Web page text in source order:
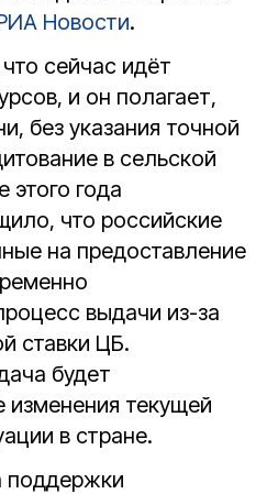
Новости.
сейчас идёт
и он полагает,
без указания точной
в сельской
этого года
что российские
на предоставление
выдачи из-за
ставки ЦБ.
будет
изменения текущей
в стране.
поддержки